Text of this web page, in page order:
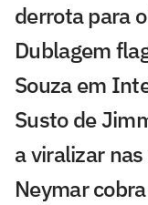
derrota para
Dublagem
Souza em
Susto de
a viralizar
Neymar